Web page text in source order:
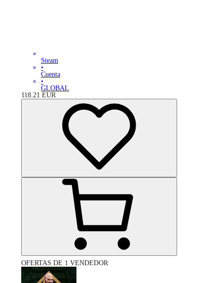
Steam
•
Cuenta
•
GLOBAL
118.21 EUR
OFERTAS DE 1 VENDEDOR